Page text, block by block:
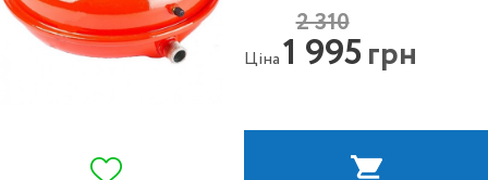
Ціна
2 310
1 995грн